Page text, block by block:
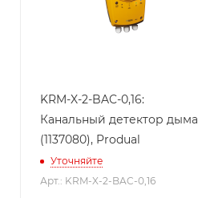
KRM-X-2-BAC-0,16:
Канальный детектор дыма
(1137080), Produal
Уточняйте
Арт.: KRM-X-2-BAC-0,16